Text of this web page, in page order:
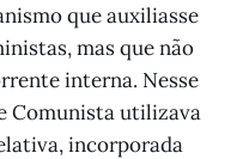
que auxiliasse
mas que não
interna. Nesse
Comunista utilizava
incorporada